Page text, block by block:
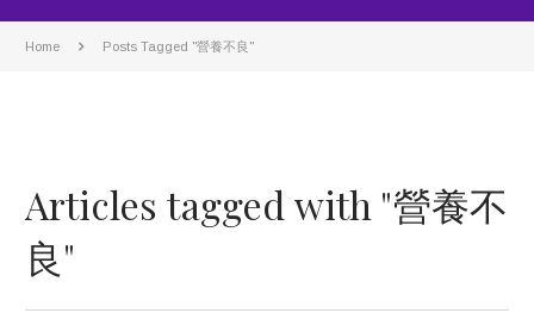
Home Posts Tagged "營養不良"
Articles tagged with "營養不
良"